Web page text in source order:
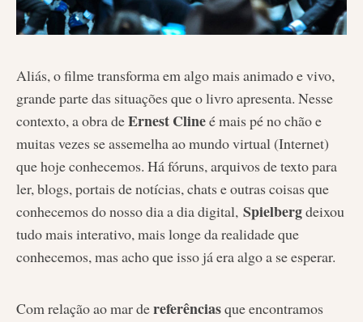
Aliás, o filme transforma em algo mais animado e vivo,
grande parte das situações que o livro apresenta. Nesse
contexto, a obra deErnest Clineé mais pé no chão e
muitas vezes se assemelha ao mundo virtual (Internet)
que hoje conhecemos. Há fóruns, arquivos de texto para
ler, blogs, portais de notícias, chats e outras coisas que
conhecemos do nosso dia a dia digital, Spielbergdeixou
tudo mais interativo, mais longe da realidade que
conhecemos, mas acho que isso já era algo a se esperar.
Com relação ao mar dereferênciasque encontramos